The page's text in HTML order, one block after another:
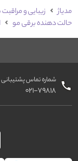
مدیاژ زیبایی و
حالت دهنده برقی مو
شماره تماس پشتیبانی
۰۲۱-۷۹۸۱۸